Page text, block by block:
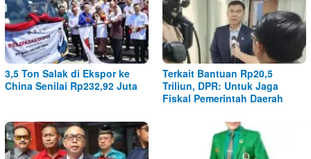
3,5 Ton Salak di Ekspor ke
China Senilai Rp232,92 Juta
Terkait Bantuan Rp20,5
Triliun, DPR: Untuk Jaga
Fiskal Pemerintah Daerah